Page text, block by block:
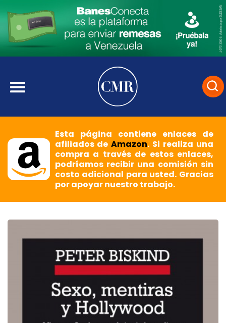
Esta página contiene enlaces de
afiliados deAmazon. Si realiza una
compra a través de estos enlaces,
podríamos recibir una comisión sin
costo adicional para usted. Gracias
por apoyar nuestro trabajo.